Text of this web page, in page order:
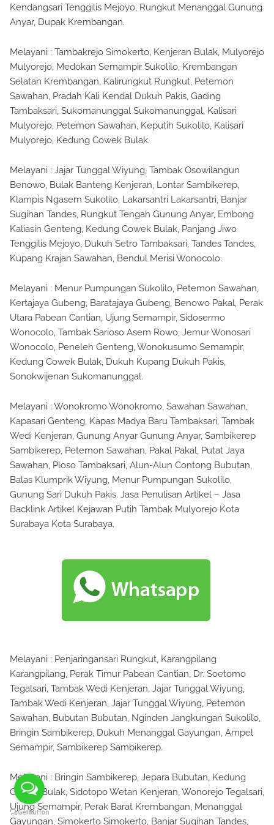
Kendangsari Tenggilis Mejoyo, Rungkut Menanggal Gunung
Anyar, Dupak Krembangan.
Melayani : Tambakrejo Simokerto, Kenjeran Bulak, Mulyorejo
Mulyorejo, Medokan Semampir Sukolilo, Krembangan
Selatan Krembangan, Kalirungkut Rungkut, Petemon
Sawahan, Pradah Kali Kendal Dukuh Pakis, Gading
Tambaksari, Sukomanunggal Sukomanunggal, Kalisari
Mulyorejo, Petemon Sawahan, Keputih Sukolilo, Kalisari
Mulyorejo, Kedung Cowek Bulak.
Melayani : Jajar Tunggal Wiyung, Tambak Osowilangun
Benowo, Bulak Banteng Kenjeran, Lontar Sambikerep,
Klampis Ngasem Sukolilo, Lakarsantri Lakarsantri, Banjar
Sugihan Tandes, Rungkut Tengah Gunung Anyar, Embong
Kaliasin Genteng, Kedung Cowek Bulak, Panjang Jiwo
Tenggilis Mejoyo, Dukuh Setro Tambaksari, Tandes Tandes,
Kupang Krajan Sawahan, Bendul Merisi Wonocolo.
Melayani : Menur Pumpungan Sukolilo, Petemon Sawahan,
Kertajaya Gubeng, Baratajaya Gubeng, Benowo Pakal, Perak
Utara Pabean Cantian, Ujung Semampir, Sidosermo
Wonocolo, Tambak Sarioso Asem Rowo, Jemur Wonosari
Wonocolo, Peneleh Genteng, Wonokusumo Semampir,
Kedung Cowek Bulak, Dukuh Kupang Dukuh Pakis,
Sonokwijenan Sukomanunggal.
Melayani : Wonokromo Wonokromo, Sawahan Sawahan,
Kapasari Genteng, Kapas Madya Baru Tambaksari, Tambak
Wedi Kenjeran, Gunung Anyar Gunung Anyar, Sambikerep
Sambikerep, Petemon Sawahan, Pakal Pakal, Putat Jaya
Sawahan, Ploso Tambaksari, Alun-Alun Contong Bubutan,
Balas Klumprik Wiyung, Menur Pumpungan Sukolilo,
Gunung Sari Dukuh Pakis. Jasa Penulisan Artikel – Jasa
Backlink Artikel Kejawan Putih Tambak Mulyorejo Kota
Surabaya Kota Surabaya.
Melayani : Penjaringansari Rungkut, Karangpilang
Karangpilang, Perak Timur Pabean Cantian, Dr. Soetomo
Tegalsari, Tambak Wedi Kenjeran, Jajar Tunggal Wiyung,
Tambak Wedi Kenjeran, Jajar Tunggal Wiyung, Petemon
Sawahan, Bubutan Bubutan, Nginden Jangkungan Sukolilo,
Bringin Sambikerep, Dukuh Menanggal Gayungan, Ampel
Semampir, Sambikerep Sambikerep.
Melayani : Bringin Sambikerep, Jepara Bubutan, Kedung
Cowek Bulak, Sidotopo Wetan Kenjeran, Wonorejo Tegalsari,
Ujung Semampir, Perak Barat Krembangan, Menanggal
Gayungan, Simokerto Simokerto, Banjar Sugihan Tandes,